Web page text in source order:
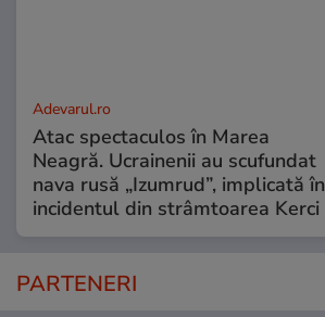
Adevarul.ro
Atac spectaculos în Marea
Neagră. Ucrainenii au scufundat
nava rusă „Izumrud”, implicată în
incidentul din strâmtoarea Kerci
PARTENERI